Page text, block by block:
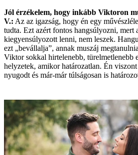
Jól érzékelem, hogy inkább Viktoron
V.: Az az igazság, hogy én egy
tudta. Ezt azért fontos hangsúlyozni, mert
kiegyensúlyozott lenni, nem leszek.
ezt „bevállalja”, annak muszáj
Viktor sokkal hirtelenebb, türelmetlenebb
helyzetek, amikor határozatlan. Én
nyugodt és már-már túlságosan is